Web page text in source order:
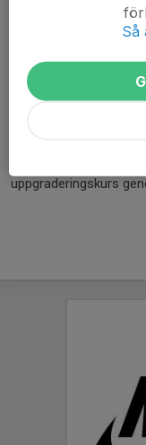
uppgraderingskurs
Så